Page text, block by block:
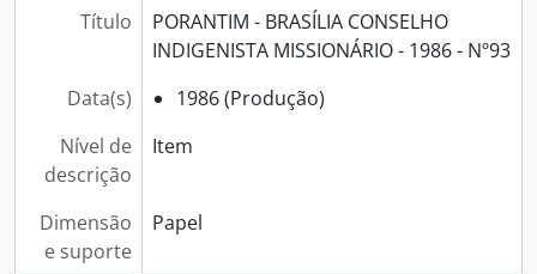
Título
PORANTIM - BRASÍLIA CONSELHO
INDIGENISTA MISSIONÁRIO - 1986 - Nº93
Data(s)
1986 (Produção)
Nível de
descrição
Item
Dimensão
e suporte
Papel